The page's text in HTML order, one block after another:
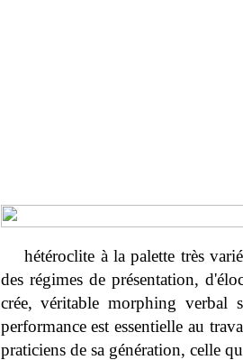
hétéroclite à la palette très
des régimes de présentation,
crée, véritable morphing
performance est essentielle au
praticiens de sa génération, celle